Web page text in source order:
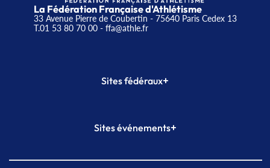
La Fédération Française d'Athlétisme
33 Avenue Pierre de Coubertin - 75640 Paris Cedex 13
T.01 53 80 70 00- ffa@athle.fr
Sites fédéraux+
Plateforme Formation
Sites événements+
Meeting de Paris indoor